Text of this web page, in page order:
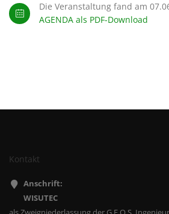
Die Veranstaltung fand am
AGENDA als PDF-Download
Kontakt
Anschrift:
WISUTEC